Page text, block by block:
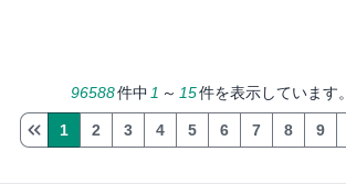
96588件中 1 ～ 15件を表示しています。
1 2 3 4 5 6 7 8 9